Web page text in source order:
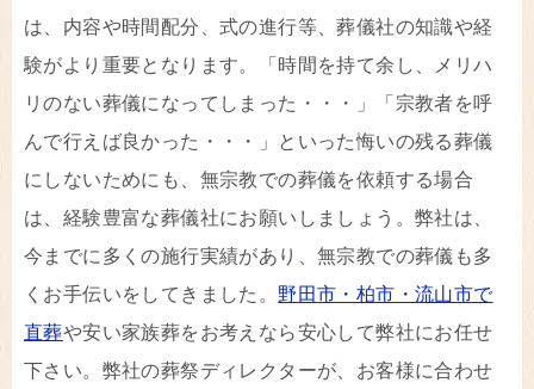
は、内容や時間配分、式の進行等、葬儀社の知識や経
験がより重要となります。「時間を持て余し、メリハ
リのない葬儀になってしまった・・・」「宗教者を呼
んで行えば良かった・・・」といった悔いの残る葬儀
にしないためにも、無宗教での葬儀を依頼する場合
は、経験豊富な葬儀社にお願いしましょう。弊社は、
今までに多くの施行実績があり、無宗教での葬儀も多
くお手伝いをしてきました。 野田市・柏市・流山市で
直葬や安い家族葬をお考えなら安心して弊社にお任せ
下さい。弊社の葬祭ディレクターが、お客様に合わせ